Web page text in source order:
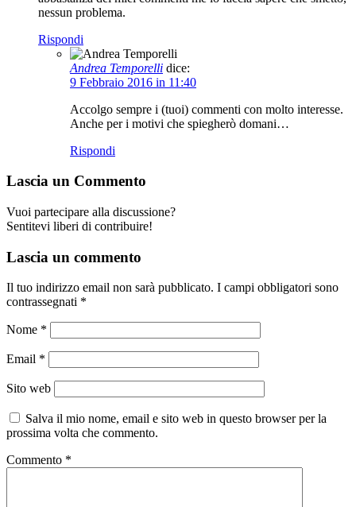
nessun problema.
Rispondi
Andrea Temporelli dice:
9 Febbraio 2016 in 11:40
Accolgo sempre i (tuoi) commenti con molto interesse.
Anche per i motivi che spiegherò domani…
Rispondi
Lascia un Commento
Vuoi partecipare alla discussione?
Sentitevi liberi di contribuire!
Lascia un commento
Il tuo indirizzo email non sarà pubblicato. I campi obbligatori sono
contrassegnati *
Nome *
Email *
Sito web
Salva il mio nome, email e sito web in questo browser per la
prossima volta che commento.
Commento *